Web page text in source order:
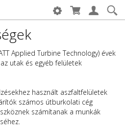
Applied Turbine Technology) évek
utak és egyéb felületek
használt aszfaltfelületek
számos útburkolati cég
számítanak a munkák